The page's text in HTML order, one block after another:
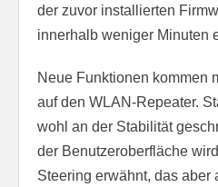
der zuvor installierten
innerhalb weniger Minuten
Neue Funktionen kommen
auf den WLAN-Repeater.
wohl an der Stabilität
der Benutzeroberfläche
Steering erwähnt, das aber